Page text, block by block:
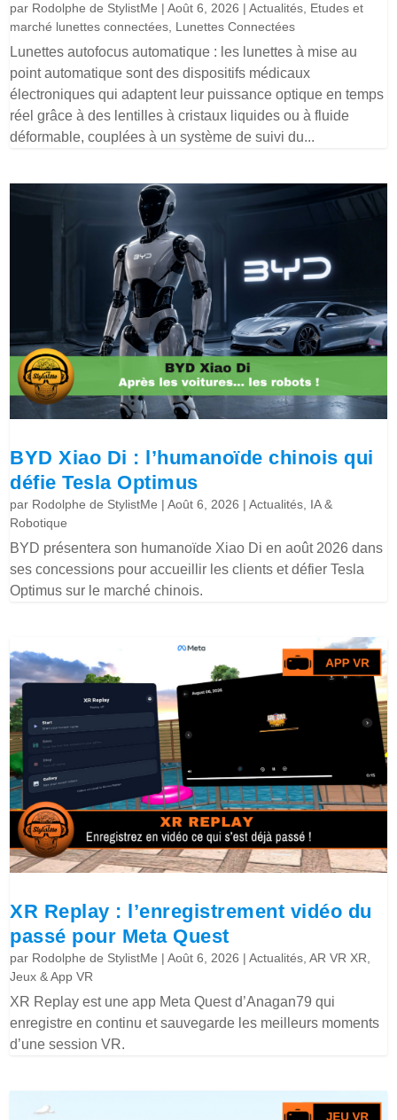
par Rodolphe de StylistMe |Août 6, 2026 |Actualités, Etudes et
marché lunettes connectées, Lunettes Connectées
Lunettes autofocus automatique : les lunettes à mise au
point automatique sont des dispositifs médicaux
électroniques qui adaptent leur puissance optique en temps
réel grâce à des lentilles à cristaux liquides ou à fluide
déformable, couplées à un système de suivi du...
BYD Xiao Di : l’humanoïde chinois qui
défie Tesla Optimus
par Rodolphe de StylistMe |Août 6, 2026 |Actualités, IA &
Robotique
BYD présentera son humanoïde Xiao Di en août 2026 dans
ses concessions pour accueillir les clients et défier Tesla
Optimus sur le marché chinois.
XR Replay : l’enregistrement vidéo du
passé pour Meta Quest
par Rodolphe de StylistMe |Août 6, 2026 |Actualités,AR VR XR,
Jeux & App VR
XR Replay est une app Meta Quest d’Anagan79 qui
enregistre en continu et sauvegarde les meilleurs moments
d’une session VR.